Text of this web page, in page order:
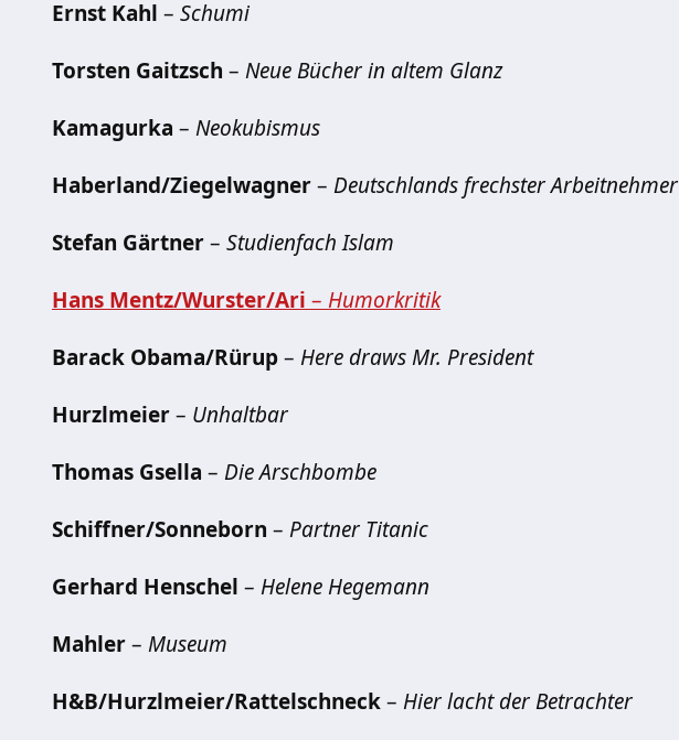
Ernst Kahl – Schumi
Torsten Gaitzsch – Neue Bücher in altem Glanz
Kamagurka – Neokubismus
Haberland/Ziegelwagner– Deutschlands frechster Arbeitnehmer
Stefan Gärtner– Studienfach Islam
Hans Mentz/Wurster/Ari – Humorkritik
Barack Obama/Rürup– Here draws Mr. President
Hurzlmeier– Unhaltbar
Thomas Gsella – Die Arschbombe
Schiffner/Sonneborn – Partner Titanic
Gerhard Henschel – Helene Hegemann
Mahler– Museum
H&B/Hurzlmeier/Rattelschneck– Hier lacht der Betrachter